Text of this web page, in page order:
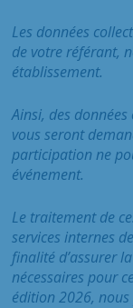
Les données
de votre référant,
établissement.
Ainsi, des
vous seront
participation ne
événement.
Le traitement de
services internes
finalité d’assurer
nécessaires pour
édition 2026,